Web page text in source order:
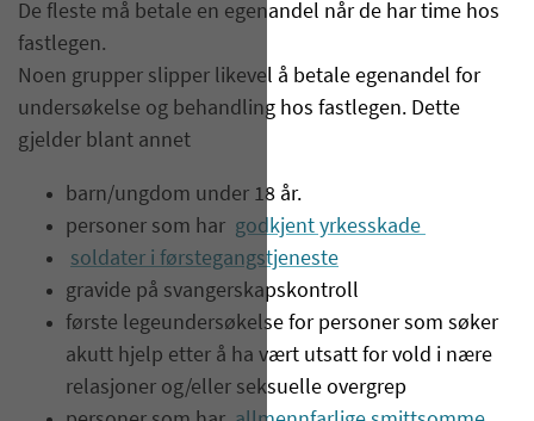
De fleste må betale en egenandel når de har time hos
fastlegen.
Noen grupper slipper likevel å betale egenandel for
undersøkelse og behandling hos fastlegen. Dette
gjelder blant annet
barn/ungdom under 18 år.
personer som har godkjent yrkesskade
soldater i førstegangstjeneste
gravide på svangerskapskontroll
første legeundersøkelse for personer som søker
akutt hjelp etter å ha vært utsatt for vold i nære
relasjoner og/eller seksuelle overgrep